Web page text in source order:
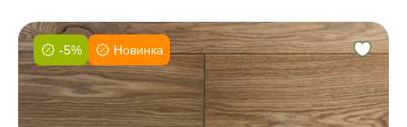
-5% Новинка
Фаска:
Соединение:
Обработка: